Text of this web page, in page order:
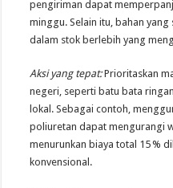
pengiriman dapat
minggu. Selain itu, bahan
dalam stok berlebih yang
Aksi yang tepat:Prioritaskan
negeri, seperti batu bata
lokal. Sebagai contoh,
poliuretan dapat mengurangi
menurunkan biaya total 15 %
konvensional.